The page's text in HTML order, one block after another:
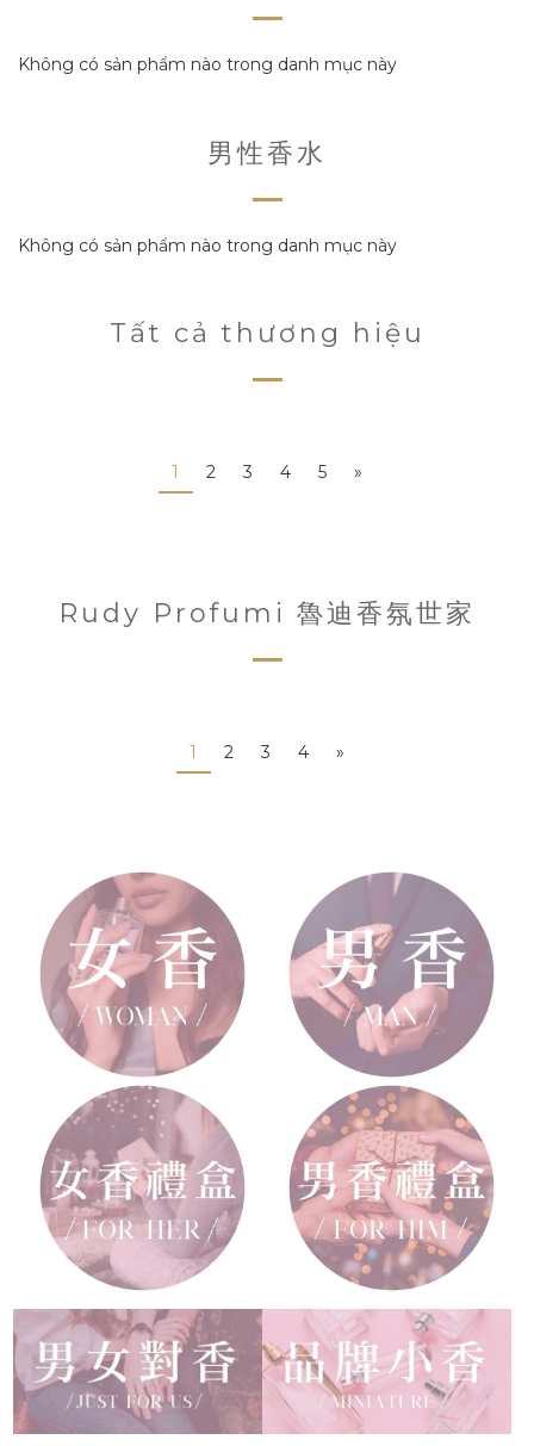
Không có sản phẩm nào trong danh mục này
男性香水
Không có sản phẩm nào trong danh mục này
Tất cả thương hiệu
1 2 3 4 5 »
Rudy Profumi 魯迪香氛世家
1 2 3 4 »